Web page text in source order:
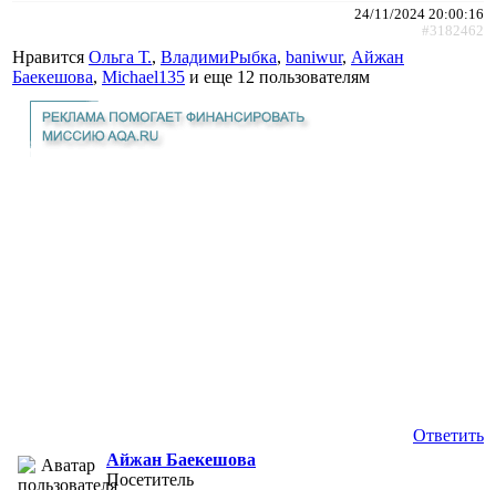
24/11/2024 20:00:16
#3182462
Нравится Ольга Т., ВладимиРыбка, baniwur, Айжан
Баекешова, Michael135 и еще 12 пользователям
Ответить
Айжан Баекешова
Посетитель